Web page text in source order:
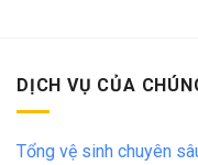
DỊCH VỤ CỦA
Tổng vệ sinh chuyên